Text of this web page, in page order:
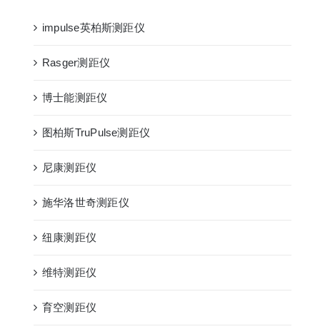
impulse英柏斯测距仪
Rasger测距仪
博士能测距仪
图柏斯TruPulse测距仪
尼康测距仪
施华洛世奇测距仪
纽康测距仪
维特测距仪
育空测距仪